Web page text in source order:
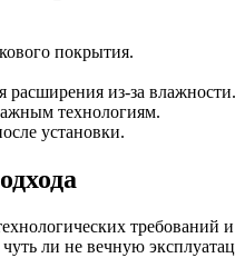
покрытия.
расширения из-за влажности.
технологиям.
установки.
требований
ли не вечную